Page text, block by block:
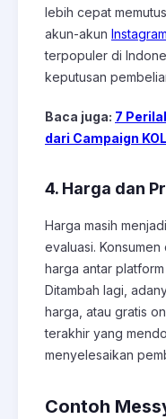
lebih cepat
akun-akun Instagram
terpopuler di
keputusan
Baca juga: 7
dari Campaign
4. Harga dan
Harga masih
evaluasi.
harga antar
Ditambah lagi,
harga, atau gratis
terakhir yang
menyelesaikan
Contoh